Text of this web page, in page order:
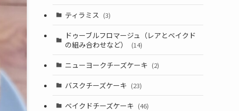
ティラミス (3)
ドゥーブルフロマージュ（レアとベイクド
の組み合わせなど）
(14)
ニューヨークチーズケーキ (2)
バスクチーズケーキ (23)
ベイクドチーズケーキ (46)